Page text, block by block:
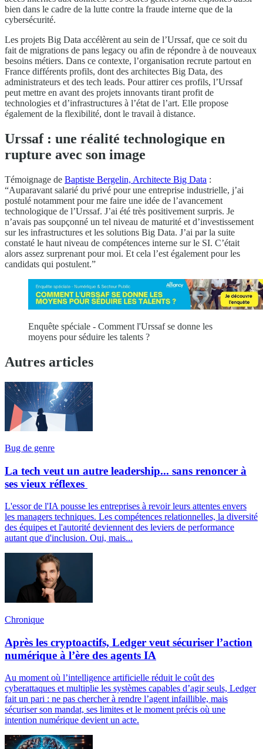
bien dans le cadre de la lutte contre la fraude interne que de la
cybersécurité.
Les projets Big Data accélèrent au sein de l’Urssaf, que ce soit du
fait de migrations de pans legacy ou afin de répondre à de nouveaux
besoins métiers. Dans ce contexte, l’organisation recrute partout en
France différents profils, dont des architectes Big Data, des
administrateurs et des tech leads. Pour attirer ces profils, l’Urssaf
peut mettre en avant des projets innovants tirant profit de
technologies et d’infrastructures à l’état de l’art. Elle propose
également de la flexibilité, dont le travail à distance.
Urssaf : une réalité technologique en
rupture avec son image
Témoignage de Baptiste Bergelin, Architecte Big Data :
“Auparavant salarié du privé pour une entreprise industrielle, j’ai
postulé notamment pour me faire une idée de l’avancement
technologique de l’Urssaf. J’ai été très positivement surpris. Je
n’avais pas soupçonné un tel niveau de maturité et d’investissement
sur les infrastructures et les solutions Big Data. J’ai par la suite
constaté le haut niveau de compétences interne sur le SI. C’était
alors assez surprenant pour moi. Et cela l’est également pour les
candidats qui postulent.”
Enquête spéciale - Comment l'Urssaf se donne les
moyens pour séduire les talents ?
Autres articles
Bug de genre
La tech veut un autre leadership... sans renoncer à
ses vieux réflexes
L'essor de l'IA pousse les entreprises à revoir leurs attentes envers
les managers techniques. Les compétences relationnelles, la diversité
des équipes et l'autorité deviennent des leviers de performance
autant que d'inclusion. Oui, mais...
Chronique
Après les cryptoactifs, Ledger veut sécuriser l’action
numérique à l’ère des agents IA
Au moment où l’intelligence artificielle réduit le coût des
cyberattaques et multiplie les systèmes capables d’agir seuls, Ledger
fait un pari : ne pas chercher à rendre l’agent infaillible, mais
sécuriser son mandat, ses limites et le moment précis où une
intention numérique devient un acte.